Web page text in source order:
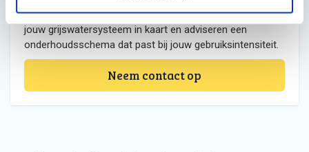
Neem contact met ons op. We brengen de staat van
jouw grijswatersysteem in kaart en adviseren een
onderhoudsschema dat past bij jouw gebruiksintensiteit.
Neem contact op